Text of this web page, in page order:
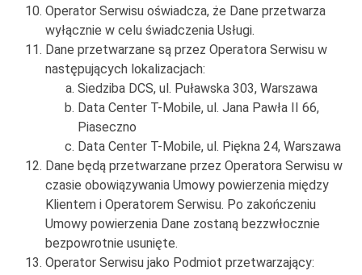
Operator Serwisu oświadcza, że Dane przetwarza
wyłącznie w celu świadczenia Usługi.
Dane przetwarzane są przez Operatora Serwisu w
następujących lokalizacjach:
Siedziba DCS, ul. Puławska 303, Warszawa
Data Center T-Mobile, ul. Jana Pawła II 66,
Piaseczno
Data Center T-Mobile, ul. Piękna 24, Warszawa
Dane będą przetwarzane przez Operatora Serwisu w
czasie obowiązywania Umowy powierzenia między
Klientem i Operatorem Serwisu. Po zakończeniu
Umowy powierzenia Dane zostaną bezzwłocznie
bezpowrotnie usunięte.
Operator Serwisu jako Podmiot przetwarzający: